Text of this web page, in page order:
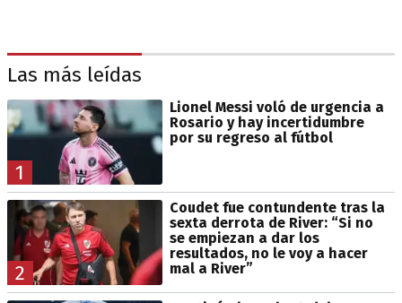
Las más leídas
1
Lionel Messi voló de urgencia a
Rosario y hay incertidumbre
por su regreso al fútbol
2
Coudet fue contundente tras la
sexta derrota de River: “Si no
se empiezan a dar los
resultados, no le voy a hacer
mal a River”